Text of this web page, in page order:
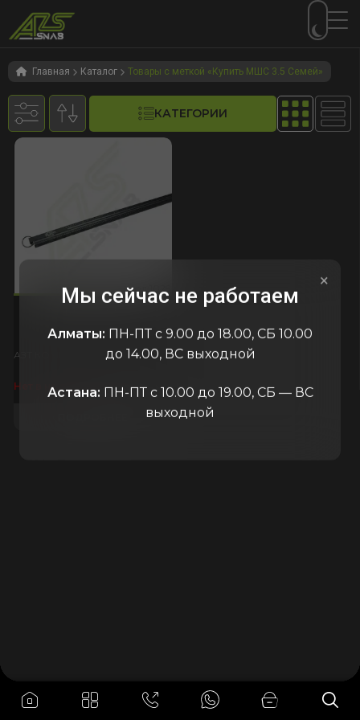
Перейти
навигации
Перейти
содержимому
Главная Каталог Товары с меткой «Купить МШС 3.5 Семей»
КАТЕГОРИИ
код:1029 код:1029
АЗТ КОМПЛЕКТ Россия
Нет в наличии 45.000₸
×
Мы сейчас не работаем
Алматы: ПН-ПТ с 9.00 до 18.00, СБ 10.00
до 14.00, ВС выходной
Астана: ПН-ПТ с 10.00 до 19.00, СБ — ВС
выходной